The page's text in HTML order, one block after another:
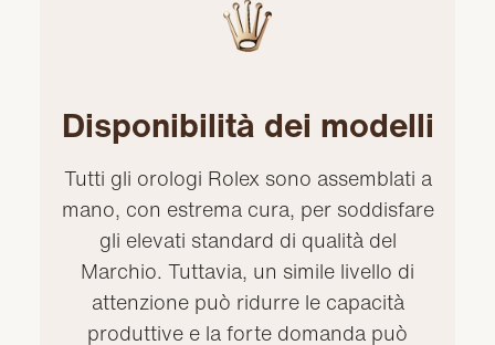
Disponibilità dei modelli
Tutti gli orologi Rolex sono assemblati a
mano, con estrema cura, per soddisfare
gli elevati standard di qualità del
Marchio. Tuttavia, un simile livello di
attenzione può ridurre le capacità
produttive e la forte domanda può